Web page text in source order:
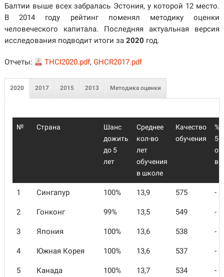
Балтии выше всех забралась Эстония, у которой 12 место.
В 2014 году рейтинг поменял методику оценки
человеческого капитала. Последняя актуальная версия
исследования подводит итоги за 2020 год.
Отчеты: THCI2020.pdf, GHCR2017.pdf
2020 2017 2015 2013 Методика оценки
№ Страна
Шанс
дожить
до 5
лет
Среднее
кол-во
лет
обучения
в школе
Качество
обучения
%
5
в
1 Сингапур 100% 13,9 575 -
2 Гонконг 99% 13,5 549 -
3 Япония 100% 13,6 538 -
4 Южная Корея 100% 13,6 537 -
5 Канада 100% 13,7 534 -